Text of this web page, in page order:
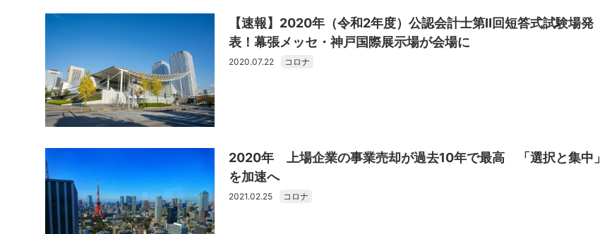
【速報】2020年（令和2年度）公認会計士第Ⅱ回短答式試験場発
表！幕張メッセ・神戸国際展示場が会場に
2020.07.22 コロナ
2020年 上場企業の事業売却が過去10年で最高 「選択と集中」
を加速へ
2021.02.25 コロナ